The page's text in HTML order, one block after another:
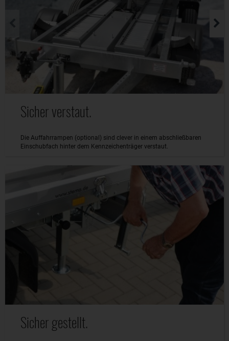
Sicher verstaut.
Die Auffahrrampen (optional) sind clever in einem abschließbaren
Einschubfach hinter dem Kennzeichenträger verstaut.
Sicher gestellt.